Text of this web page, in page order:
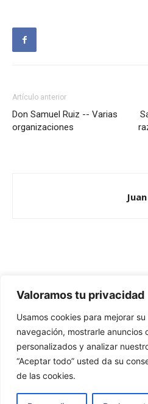
Valoramos tu privacidad
Usamos cookies para mejorar
navegación, mostrarle anuncios
personalizados y analizar
“Aceptar todo” usted da su
de las cookies.
Artículo anterior
Don Samuel Ruiz -- Varias
organizaciones
Juan
Redes Cristianas
Una mirada alternativa sobre la Iglesia
- Colectivos de Redes Cristianas